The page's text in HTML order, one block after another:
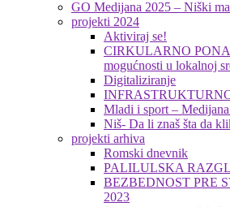
GO Medijana 2025 – Niški
projekti 2024
Aktiviraj se!
CIRKULARNO
mogućnosti u lokalnoj
Digitaliziranje
Mladi i sport –
Niš- Da li znaš šta da
projekti arhiva
Romski dnevnik
PALILULSKA
BEZBEDNOST PRE
2023